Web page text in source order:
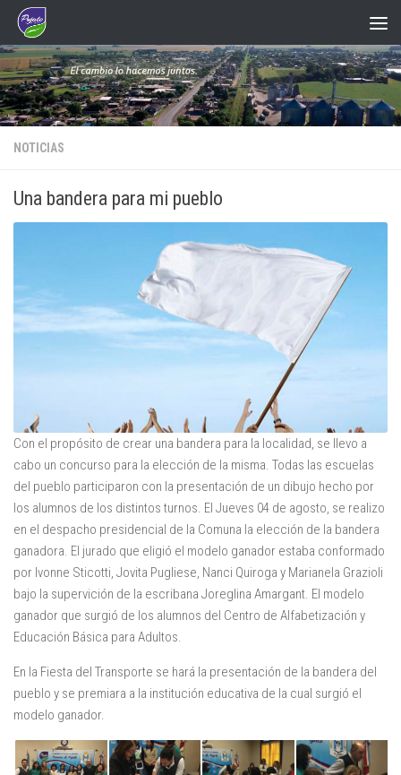
Saltar al contenido
NOTICIAS
Una bandera para mi pueblo
Con el propósito de crear una bandera para la localidad, se llevo a
cabo un concurso para la elección de la misma. Todas las escuelas
del pueblo participaron con la presentación de un dibujo hecho por
los alumnos de los distintos turnos. El Jueves 04 de agosto, se realizo
en el despacho presidencial de la Comuna la elección de la bandera
ganadora. El jurado que eligió el modelo ganador estaba conformado
por Ivonne Sticotti, Jovita Pugliese, Nanci Quiroga y Marianela Grazioli
bajo la supervición de la escribana Joreglina Amargant. El modelo
ganador que surgió de los alumnos del Centro de Alfabetización y
Educación Básica para Adultos.
En la Fiesta del Transporte se hará la presentación de la bandera del
pueblo y se premiara a la institución educativa de la cual surgió el
modelo ganador.